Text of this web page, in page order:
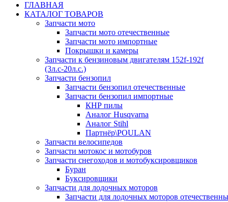
ГЛАВНАЯ
КАТАЛОГ ТОВАРОВ
Запчасти мото
Запчасти мото отечественные
Запчасти мото импортные
Покрышки и камеры
Запчасти к бензиновым двигателям 152f-192f
(3л.с-20л.с.)
Запчасти бензопил
Запчасти бензопил отечественные
Запчасти бензопил импортные
КНР пилы
Аналог Husqvarna
Аналог Stihl
Партнёр\POULAN
Запчасти велосипедов
Запчасти мотокос и мотобуров
Запчасти снегоходов и мотобуксировщиков
Буран
Буксировщики
Запчасти для лодочных моторов
Запчасти для лодочных моторов